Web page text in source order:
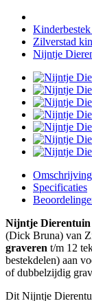
Kinderbestek
Zilverstad
Nijntje
Omschrijving
Specificaties
Nijntje
(Dick Bruna) van
graveren t/m 12
bestekdelen) aan
of dubbelzijdig
Dit Nijntje